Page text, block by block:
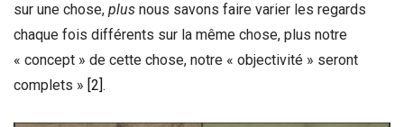
sur une chose, plus nous savons faire varier les regards
chaque fois différents sur la même chose, plus notre
« concept » de cette chose, notre « objectivité » seront
complets » [2].